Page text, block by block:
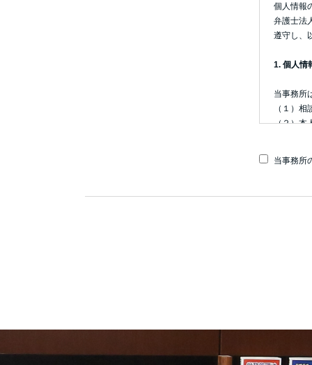
個人情報
弁護士法
遵守し、
1. 個人情
当事務所
（１）
（２）本
（５）採
※ 相談・
（４）
（５）事
当事務所